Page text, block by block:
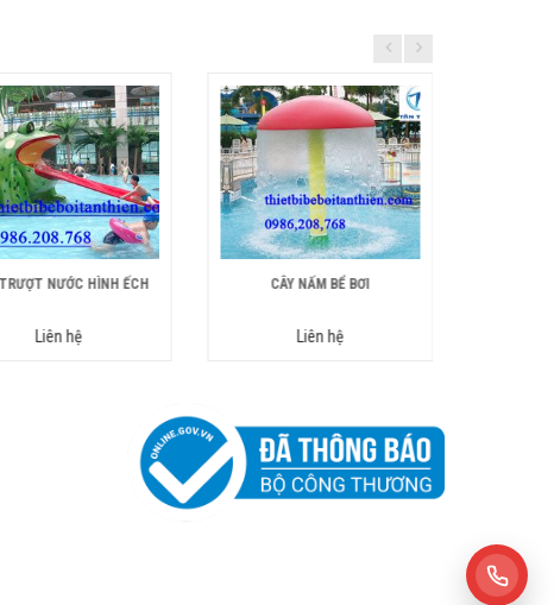
NƯỚC HÌNH ẾCH
Liên hệ
CÂY NẤM BỂ BƠI
Liên hệ